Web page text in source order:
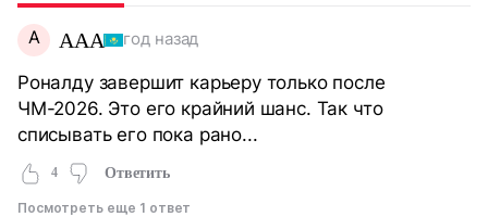
A AAA год назад
Роналду завершит карьеру только после
ЧМ-2026. Это его крайний шанс. Так что
списывать его пока рано...
4 Ответить
Посмотреть еще 1 ответ